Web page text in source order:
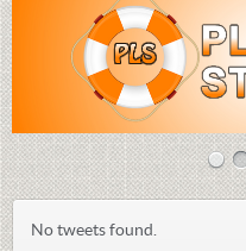
No tweets found.